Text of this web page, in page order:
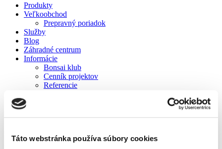
Táto webstránka používa súbory cookies
Produkty
Veľkoobchod
Prepravný poriadok
Služby
Blog
Záhradné centrum
Informácie
Bonsai klub
Cenník projektov
Referencie
Kontakt
Detail produktu